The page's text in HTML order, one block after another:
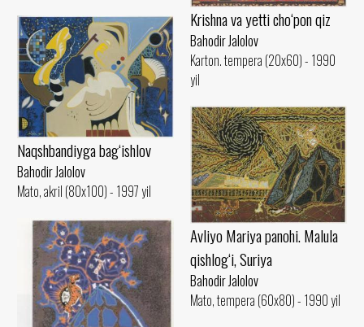
Krishna va yetti cho‘pon qiz
Bahodir Jalolov
Karton. tempera (20x60) - 1990
yil
Naqshbandiyga bag‘ishlov
Bahodir Jalolov
Mato, akril (80x100) - 1997 yil
Avliyo Mariya panohi. Malula
qishlog‘i, Suriya
Bahodir Jalolov
Mato, tempera (60x80) - 1990 yil